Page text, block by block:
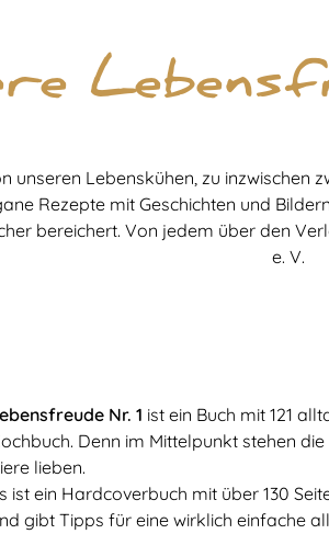
unseren Lebenskühen, zu inzwischen
Rezepte mit Geschichten und
bereichert. Von jedem über den
e. V.
Nr. 1 ist ein Buch mit 121
Denn im Mittelpunkt stehen
lieben.
ist ein Hardcoverbuch mit über 130
gibt Tipps für eine wirklich einfache